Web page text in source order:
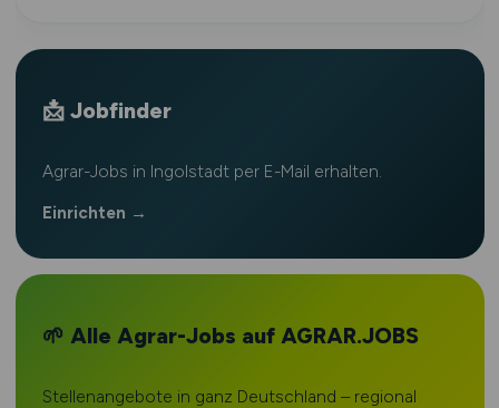
📩 Jobfinder
Agrar-Jobs in Ingolstadt per E-Mail erhalten.
Einrichten →
🌱 Alle Agrar-Jobs auf AGRAR.JOBS
Stellenangebote in ganz Deutschland – regional